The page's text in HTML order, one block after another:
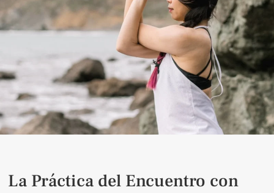
La Práctica del Encuentro con